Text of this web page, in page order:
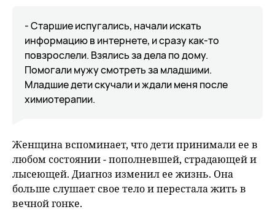
- Старшие испугались, начали искать
информацию в интернете, и сразу как-то
повзрослели. Взялись за дела по дому.
Помогали мужу смотреть за младшими.
Младшие дети скучали и ждали меня после
химиотерапии.
Женщина вспоминает, что дети принимали ее в
любом состоянии - пополневшей, страдающей и
лысеющей. Диагноз изменил ее жизнь. Она
больше слушает свое тело и перестала жить в
вечной гонке.